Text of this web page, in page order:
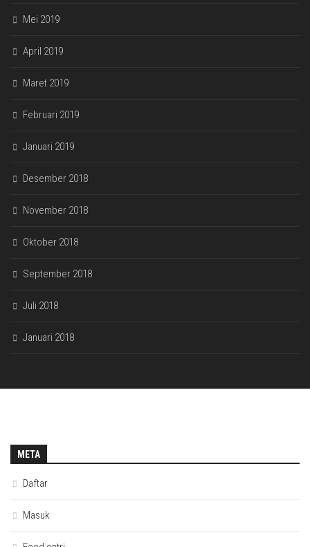
Mei 2019
April 2019
Maret 2019
Februari 2019
Januari 2019
Desember 2018
November 2018
Oktober 2018
September 2018
Juli 2018
Januari 2018
META
Daftar
Masuk